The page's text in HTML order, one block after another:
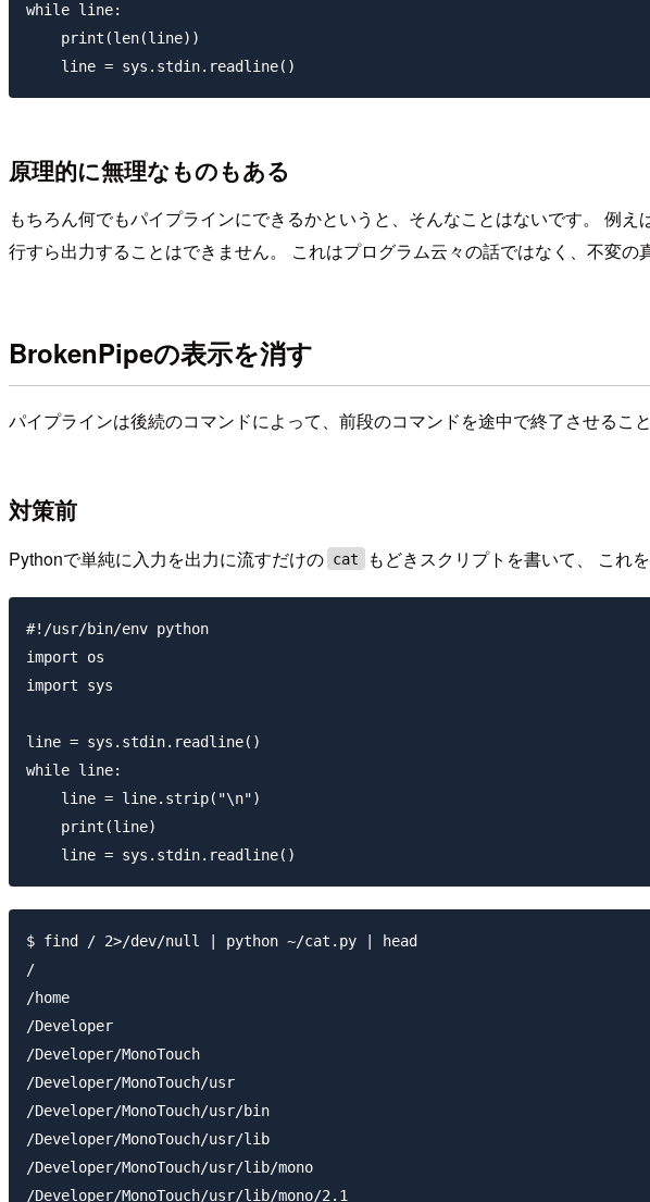
while line:
    print(len(line))
原理的に無理なものもある
もちろん何でもパイプラインにできるかというと、そんなことはないです。 例
行すら出力することはできません。 これはプログラム云々の話ではなく、不変の
BrokenPipeの表示を消す
パイプラインは後続のコマンドによって、前段のコマンドを途中で終了させるこ
対策前
Pythonで単純に入力を出力に流すだけの cat もどきスクリプトを書いて、 これ
#!/usr/bin/env python
import os
import sys
line = sys.stdin.readline()
while line:
    line = line.strip("\n")
    print(line)
$ find / 2>/dev/null | python ~/cat.py | head
/
/home
/Developer
/Developer/MonoTouch
/Developer/MonoTouch/usr
/Developer/MonoTouch/usr/bin
/Developer/MonoTouch/usr/lib
/Developer/MonoTouch/usr/lib/mono
/Developer/MonoTouch/usr/lib/mono/2.1